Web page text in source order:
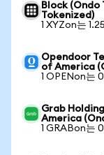
Block (Ondo
Tokenized)
1 XYZon는
Opendoor
of America
1 OPENon는
Grab
America
1 GRABon는